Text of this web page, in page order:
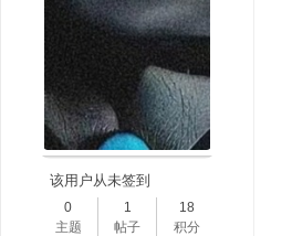
该用户从未签到
0
主题
1
帖子
18
积分